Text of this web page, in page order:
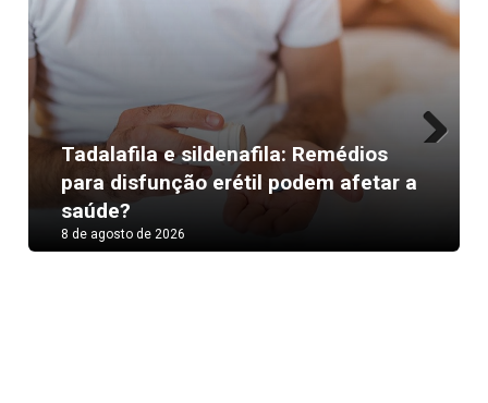
Tadalafila e sildenafila: Remédios
para disfunção erétil podem afetar a
saúde?
8 de agosto de 2026
Next